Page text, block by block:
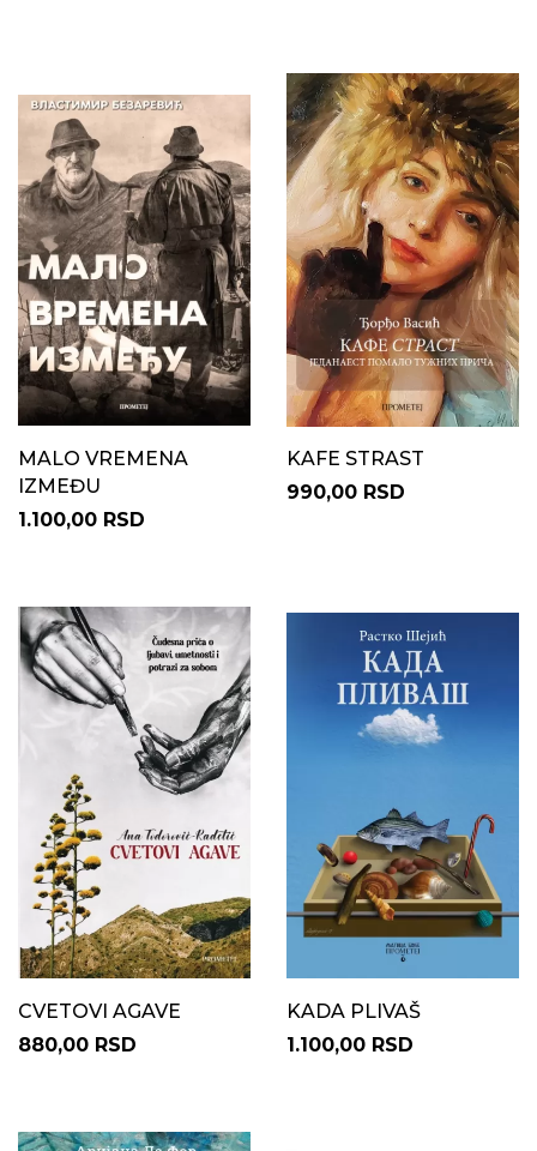
MALO VREMENA
IZMEĐU
1.100,00 RSD
KAFE STRAST
990,00 RSD
CVETOVI AGAVE
880,00 RSD
KADA PLIVAŠ
1.100,00 RSD